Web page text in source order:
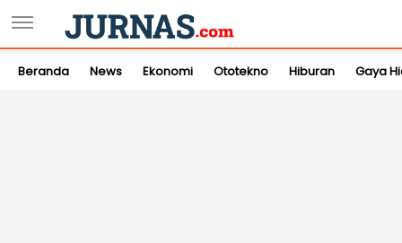
Beranda News Ekonomi Ototekno Hiburan Gaya